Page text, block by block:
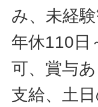
み、未経
年休110日
可、賞与
支給、土